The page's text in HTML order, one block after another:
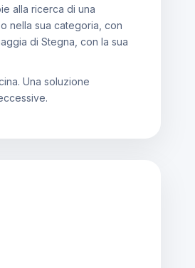
alla ricerca di una
nella sua categoria, con
di Stegna, con la sua
Una soluzione